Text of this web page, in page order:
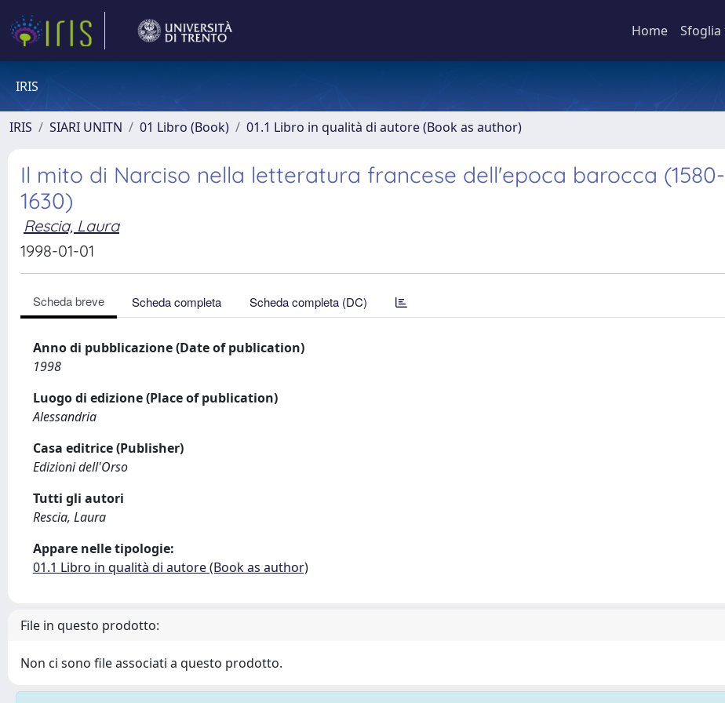
Home Sfoglia
IRIS
IRIS SIARI UNITN 01 Libro (Book) 01.1 Libro in qualità di autore (Book as author)
Il mito di Narciso nella letteratura francese dell'epoca barocca (1580-
1630)
Rescia, Laura
1998-01-01
Scheda breve Scheda completa Scheda completa (DC)
Anno di pubblicazione (Date of publication)
1998
Luogo di edizione (Place of publication)
Alessandria
Casa editrice (Publisher)
Edizioni dell'Orso
Tutti gli autori
Rescia, Laura
Appare nelle tipologie:
01.1 Libro in qualità di autore (Book as author)
File in questo prodotto:
Non ci sono file associati a questo prodotto.